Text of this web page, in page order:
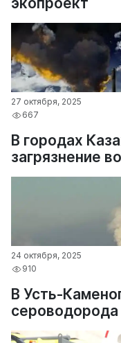
27 октября, 2025
667
В городах
загрязнение
24 октября, 2025
910
В Усть-